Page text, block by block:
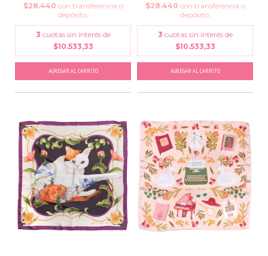
$28.440 con transferencia o
depósito.
3 cuotas sin interés de
$10.533,33
AGREGAR AL CARRITO
$28.440 con transferencia o
depósito.
3 cuotas sin interés de
$10.533,33
AGREGAR AL CARRITO